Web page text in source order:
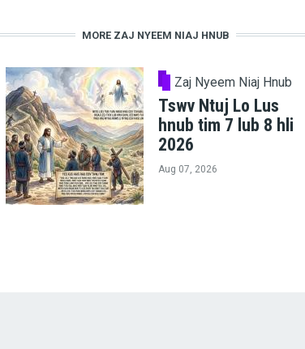
MORE ZAJ NYEEM NIAJ HNUB
Zaj Nyeem Niaj Hnub
Tswv Ntuj Lo Lus
hnub tim 7 lub 8 hli
2026
Aug 07, 2026